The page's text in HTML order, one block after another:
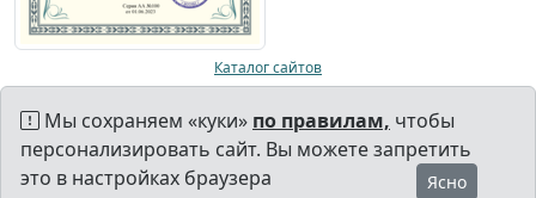
Каталог сайтов
Мы сохраняем «куки» по правилам, чтобы
персонализировать сайт. Вы можете запретить
это в настройках браузера
Ясно